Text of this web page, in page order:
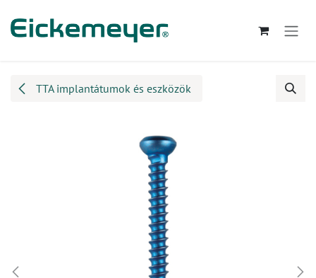
TTA implantátumok és eszközök